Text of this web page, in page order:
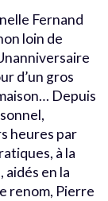
Fernand
loin de
d’un gros
Depuis
heures par
à la
en la
renom, Pierre